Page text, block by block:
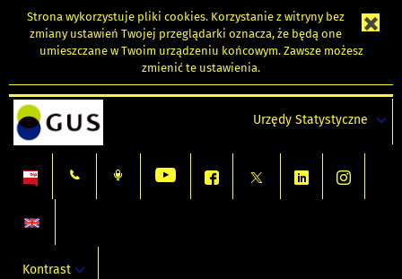
Strona wykorzystuje pliki cookies. Korzystanie z witryny bez
zmiany ustawień Twojej przeglądarki oznacza, że będą one
umieszczane w Twoim urządzeniu końcowym. Zawsze możesz
zmienić te ustawienia.
Urzędy Statystyczne
Kontrast